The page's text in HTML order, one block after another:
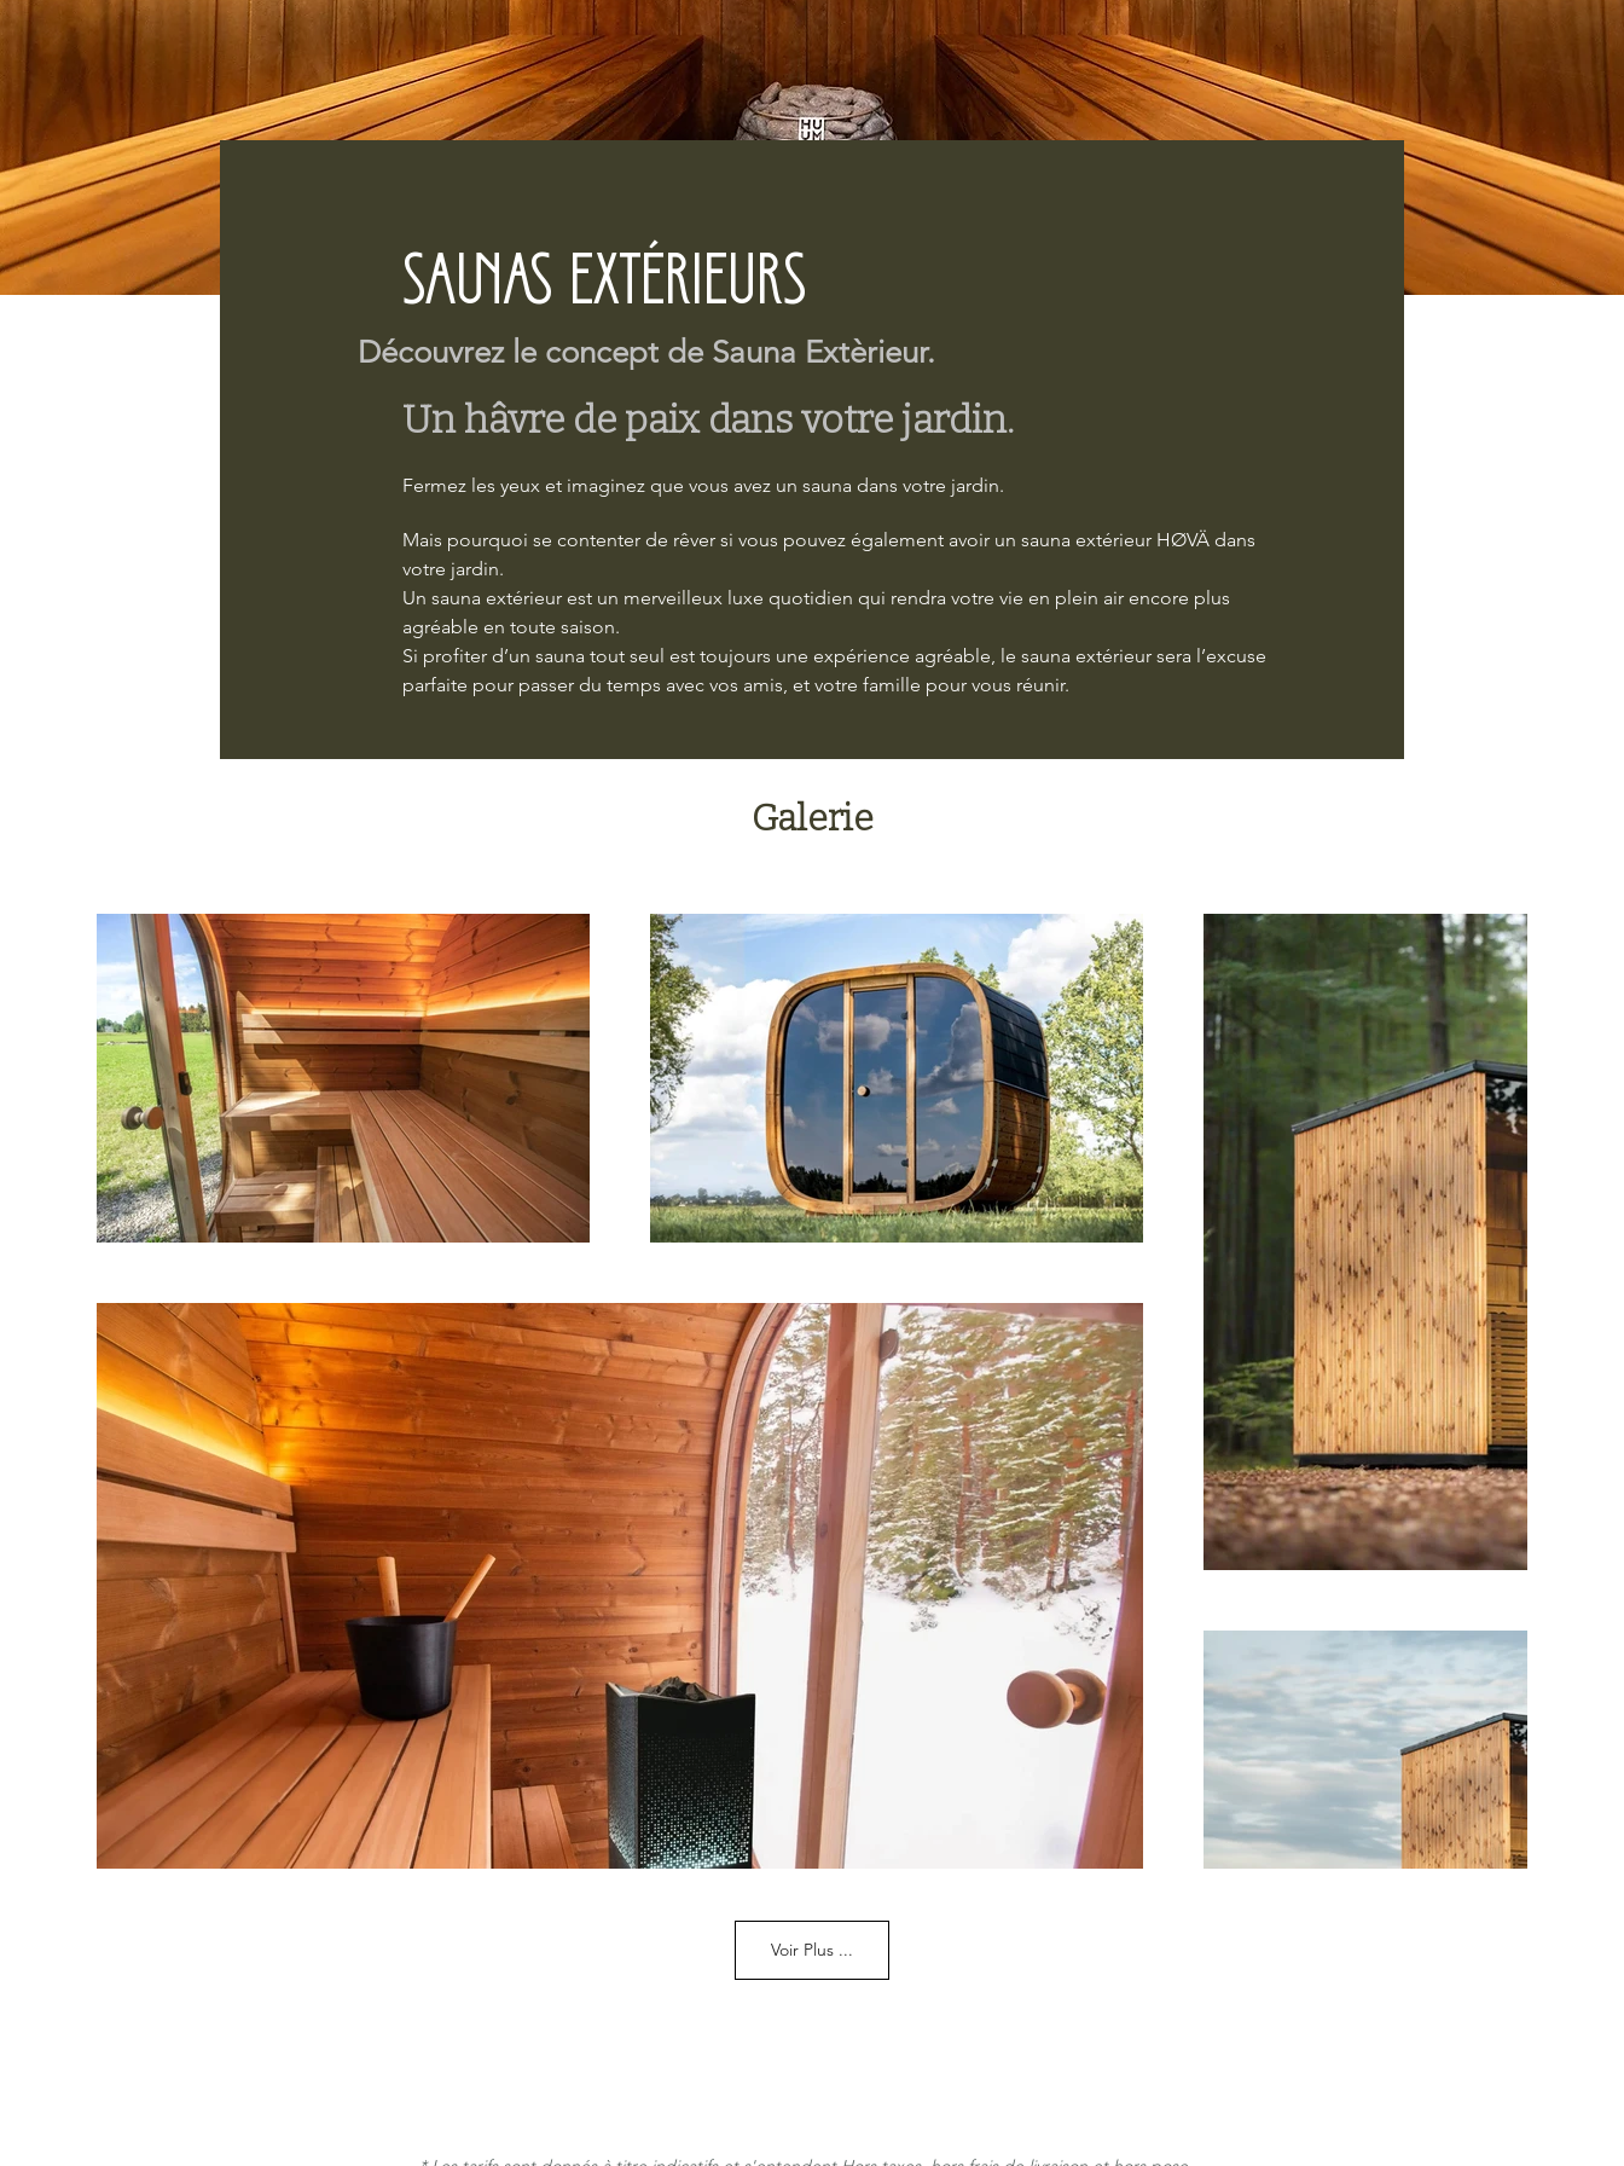
Saunas Extérieurs
Découvrez le concept de Sauna Extèrieur.
Un hâvre de paix dans votre jardin.
Fermez les yeux et imaginez que vous avez un sauna dans votre jardin.
Mais pourquoi se contenter de rêver si vous pouvez également avoir un sauna extérieur HØVÄ dans
votre jardin.
Un sauna extérieur est un merveilleux luxe quotidien qui rendra votre vie en plein air encore plus
agréable en toute saison.
Si profiter d’un sauna tout seul est toujours une expérience agréable, le sauna extérieur sera l’excuse
parfaite pour passer du temps avec vos amis, et votre famille pour vous réunir.
Galerie
Voir Plus ...